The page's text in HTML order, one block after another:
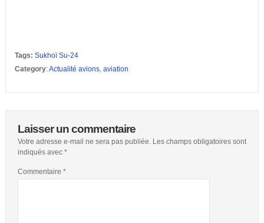
Tags: Sukhoï Su-24
Category:Actualité avions, aviation
Laisser un commentaire
Votre adresse e-mail ne sera pas publiée. Les champs obligatoires sont
indiqués avec *
Commentaire *